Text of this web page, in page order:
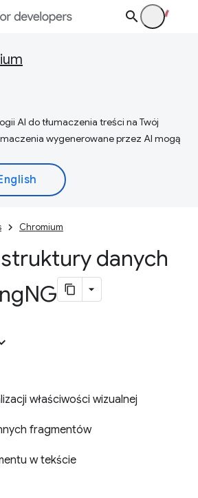
AI do tłumaczenia treści na Twój
wygenerowane przez AI mogą
Chromium
danych
NG
właściwości wizualnej
fragmentów
w tekście